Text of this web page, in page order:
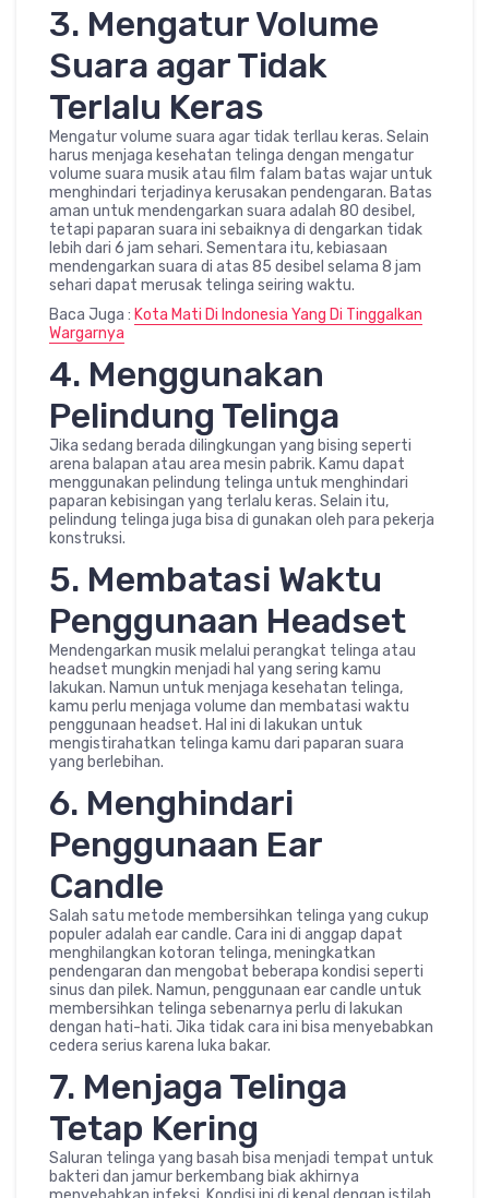
3. Mengatur Volume
Suara agar Tidak
Terlalu Keras
Mengatur volume suara agar tidak terllau keras. Selain
harus menjaga kesehatan telinga dengan mengatur
volume suara musik atau film falam batas wajar untuk
menghindari terjadinya kerusakan pendengaran. Batas
aman untuk mendengarkan suara adalah 80 desibel,
tetapi paparan suara ini sebaiknya di dengarkan tidak
lebih dari 6 jam sehari. Sementara itu, kebiasaan
mendengarkan suara di atas 85 desibel selama 8 jam
sehari dapat merusak telinga seiring waktu.
Baca Juga : Kota Mati Di Indonesia Yang Di Tinggalkan
Wargarnya
4. Menggunakan
Pelindung Telinga
Jika sedang berada dilingkungan yang bising seperti
arena balapan atau area mesin pabrik. Kamu dapat
menggunakan pelindung telinga untuk menghindari
paparan kebisingan yang terlalu keras. Selain itu,
pelindung telinga juga bisa di gunakan oleh para pekerja
konstruksi.
5. Membatasi Waktu
Penggunaan Headset
Mendengarkan musik melalui perangkat telinga atau
headset mungkin menjadi hal yang sering kamu
lakukan. Namun untuk menjaga kesehatan telinga,
kamu perlu menjaga volume dan membatasi waktu
penggunaan headset. Hal ini di lakukan untuk
mengistirahatkan telinga kamu dari paparan suara
yang berlebihan.
6. Menghindari
Penggunaan Ear
Candle
Salah satu metode membersihkan telinga yang cukup
populer adalah ear candle. Cara ini di anggap dapat
menghilangkan kotoran telinga, meningkatkan
pendengaran dan mengobat beberapa kondisi seperti
sinus dan pilek. Namun, penggunaan ear candle untuk
membersihkan telinga sebenarnya perlu di lakukan
dengan hati-hati. Jika tidak cara ini bisa menyebabkan
cedera serius karena luka bakar.
7. Menjaga Telinga
Tetap Kering
Saluran telinga yang basah bisa menjadi tempat untuk
bakteri dan jamur berkembang biak akhirnya